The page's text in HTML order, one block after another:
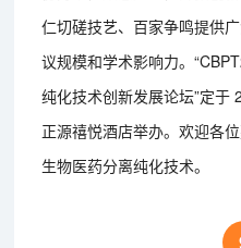
仁切磋技艺、百家争鸣提供
议规模和学术影响力。
纯化技术创新发展论坛”定
正源禧悦酒店举办。欢迎各
生物医药分离纯化技术。